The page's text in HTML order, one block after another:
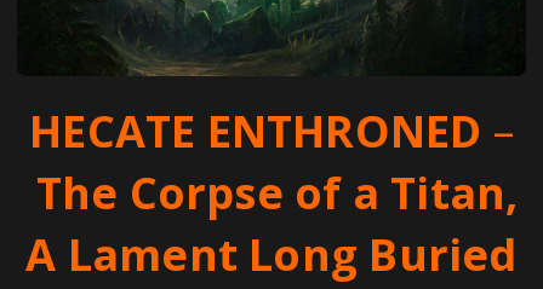
HECATE ENTHRONED –
The Corpse of a Titan,
A Lament Long Buried